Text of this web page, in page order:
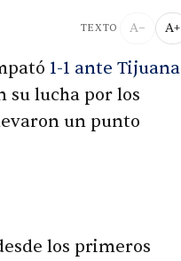
TEXTO A− A+
1-1 ante Tijuana
su lucha por los
un punto
los primeros